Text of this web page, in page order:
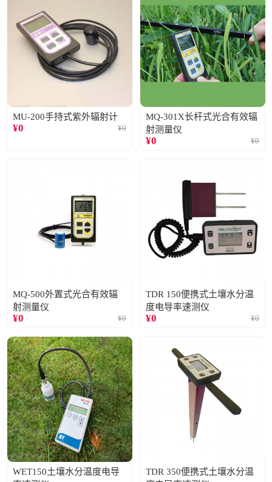
MU-200手持式紫外辐射计
¥0 ¥0
MQ-301X长杆式光合有效辐
射测量仪
¥0 ¥0
MQ-500外置式光合有效辐
射测量仪
¥0 ¥0
TDR 150便携式土壤水分温
度电导率速测仪
¥0 ¥0
WET150土壤水分温度电导
TDR 350便携式土壤水分温